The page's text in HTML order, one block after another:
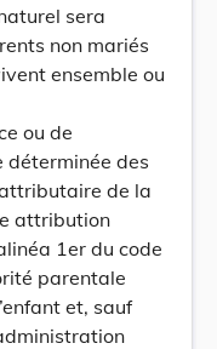
sera
non mariés
ensemble ou
ou de
déterminée des
de la
attribution
1er du code
parentale
et, sauf